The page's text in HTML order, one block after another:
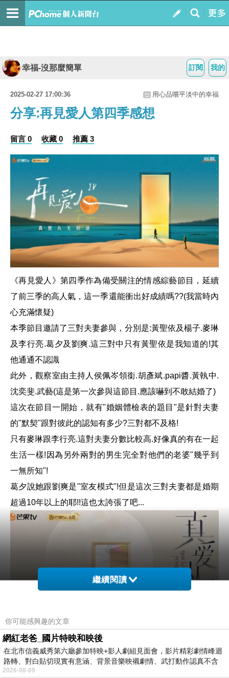
我的
訂閱
幸福-沒那麼簡單
2025-02-27 17:00:36 用心品嚐平淡中的幸福
分享:再見愛人第四季感想
留言 0 收藏 0 推薦 3
《再見愛人》第四季作為備受關注的情感綜藝節目，延續
了前三季的高人氣，這一季還能衝出好成績嗎??(我當時內
心充滿懷疑)
本季節目邀請了三對夫妻參與，分別是:黃聖依及楊子.麥琳
及李行亮.葛夕及劉爽.這三對中只有黃聖依是我知道的!其
他通通不認識
此外，觀察室由主持人侯佩岑領銜.胡彥斌.papi醬.黃執中.
沈奕斐.武藝(這是第一次參與這節目.應該嚇到不敢結婚了)
這次在節目一開始，就有"婚姻體檢表的題目"是針對夫妻
的"默契"跟對彼此的認知有多少?三對都不及格!
只有麥琳跟李行亮.這對夫妻分數比較高.好像真的有在一起
生活一樣!因為另外兩對的男生完全對他們的老婆"幾乎到
一無所知"!
葛夕說她跟劉爽是"室友模式"!但是這次三對夫妻都是婚期
超過10年以上的耶!!這也太誇張了吧...
繼續閱讀
你可能感興趣的文章
網紅老爸_國片特映和映後
在北市信義威秀第六廳參加特映+影人劇組見面會，影片精彩劇情峰迴
路轉、對白貼切現實有意涵、背景音樂映襯劇情、武打動作認真不含
糊、
2026-08-09